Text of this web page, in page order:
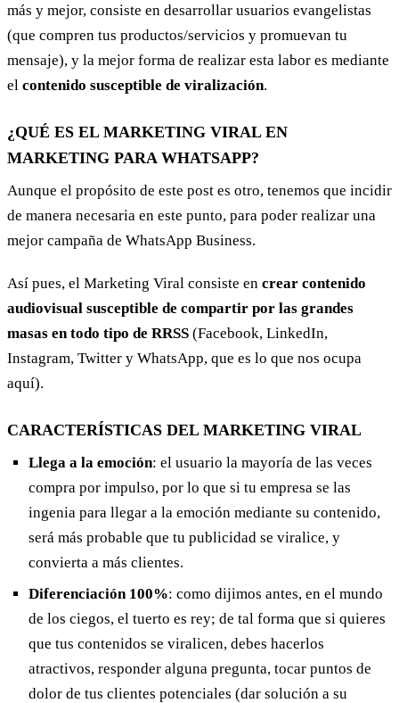
más y mejor, consiste en desarrollar usuarios evangelistas
(que compren tus productos/servicios y promuevan tu
mensaje), y la mejor forma de realizar esta labor es mediante
el contenido susceptible de viralización.
¿QUÉ ES EL MARKETING VIRAL EN
MARKETING PARA WHATSAPP?
Aunque el propósito de este post es otro, tenemos que incidir
de manera necesaria en este punto, para poder realizar una
mejor campaña de WhatsApp Business.
Así pues, el Marketing Viral consiste en crear contenido
audiovisual susceptible de compartir por las grandes
masas en todo tipo de RRSS (Facebook, LinkedIn,
Instagram, Twitter y WhatsApp, que es lo que nos ocupa
aquí).
CARACTERÍSTICAS DEL MARKETING VIRAL
Llega a la emoción: el usuario la mayoría de las veces
compra por impulso, por lo que si tu empresa se las
ingenia para llegar a la emoción mediante su contenido,
será más probable que tu publicidad se viralice, y
convierta a más clientes.
Diferenciación 100%: como dijimos antes, en el mundo
de los ciegos, el tuerto es rey; de tal forma que si quieres
que tus contenidos se viralicen, debes hacerlos
atractivos, responder alguna pregunta, tocar puntos de
dolor de tus clientes potenciales (dar solución a su